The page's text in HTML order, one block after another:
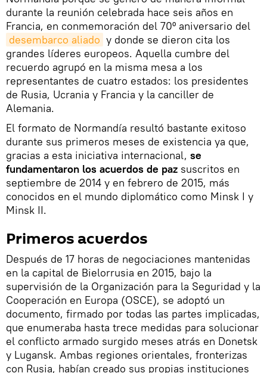
durante la reunión celebrada hace seis años en
Francia, en conmemoración del 70º aniversario del
desembarco aliado y donde se dieron cita los
grandes líderes europeos. Aquella cumbre del
recuerdo agrupó en la misma mesa a los
representantes de cuatro estados: los presidentes
de Rusia, Ucrania y Francia y la canciller de
Alemania.
El formato de Normandía resultó bastante exitoso
durante sus primeros meses de existencia ya que,
gracias a esta iniciativa internacional, se
fundamentaron los acuerdos de paz suscritos en
septiembre de 2014 y en febrero de 2015, más
conocidos en el mundo diplomático como Minsk I y
Minsk II.
Primeros acuerdos
Después de 17 horas de negociaciones mantenidas
en la capital de Bielorrusia en 2015, bajo la
supervisión de la Organización para la Seguridad y la
Cooperación en Europa (OSCE), se adoptó un
documento, firmado por todas las partes implicadas,
que enumeraba hasta trece medidas para solucionar
el conflicto armado surgido meses atrás en Donetsk
y Lugansk. Ambas regiones orientales, fronterizas
con Rusia, habían creado sus propias instituciones